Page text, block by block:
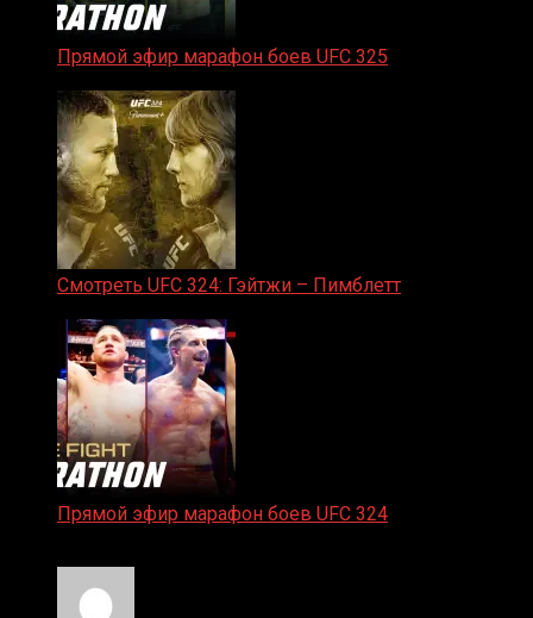
Прямой эфир марафон боев UFC 325
Смотреть UFC 324: Гэйтжи – Пимблетт
Прямой эфир марафон боев UFC 324